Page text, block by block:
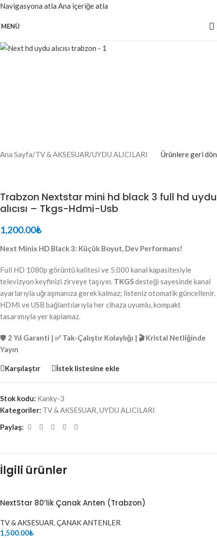
Navigasyona atla Ana içeriğe atla
MENÜ
Ana Sayfa/TV & AKSESUAR/UYDU ALICILARI Ürünlere geri dön
Trabzon Nextstar mini hd black 3 full hd uydu
alıcısı – Tkgs-Hdmi-Usb
1,200.00₺
Next Minix HD Black 3: Küçük Boyut, Dev Performans!
Full HD 1080p görüntü kalitesi ve 5.000 kanal kapasitesiyle
televizyon keyfinizi zirveye taşıyın. TKGSdesteği sayesinde kanal
ayarlarıyla uğraşmanıza gerek kalmaz; listeniz otomatik güncellenir.
HDMI ve USB bağlantılarıyla her cihaza uyumlu, kompakt
tasarımıyla yer kaplamaz.
🛡 2 Yıl Garanti | ✅ Tak-Çalıştır Kolaylığı | 🎬 Kristal Netliğinde
Yayın
Karşılaştır İstek listesine ekle
Stok kodu: Kanky-3
Kategoriler: TV & AKSESUAR,UYDU ALICILARI
Paylaş:
İlgili ürünler
NextStar 80’lik Çanak Anten (Trabzon)
TV & AKSESUAR,ÇANAK ANTENLER
1,500.00₺